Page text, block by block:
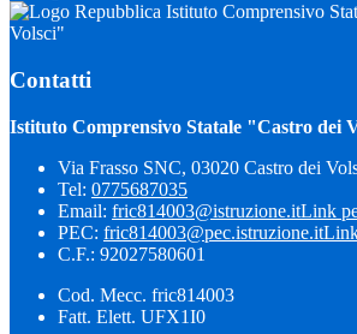
Istituto Comprensivo
Volsci"
Contatti
Istituto Comprensivo Statale "Castro dei
Via Frasso SNC, 03020 Castro dei
Tel: 0775687035
Email: fric814003@istruzione.itLink
PEC: fric814003@pec.istruzione.it
C.F.: 92027580601
Cod. Mecc. fric814003
Fatt. Elett. UFX1I0